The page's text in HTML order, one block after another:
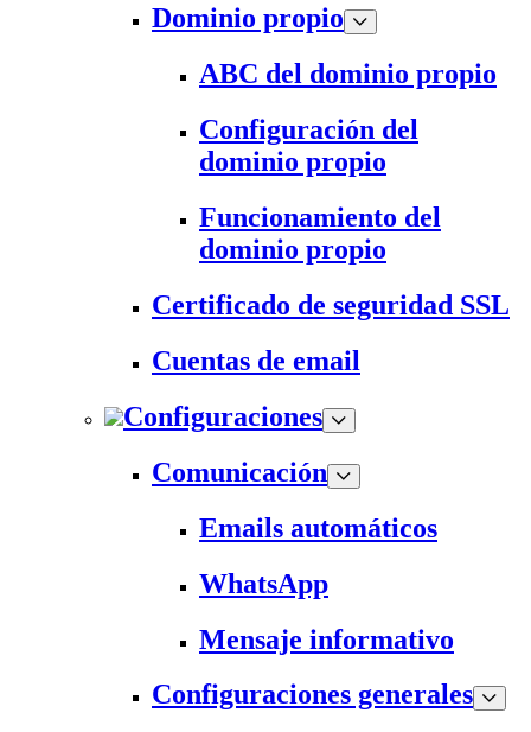
Dominio propio
ABC del dominio propio
Configuración del
dominio propio
Funcionamiento del
dominio propio
Certificado de seguridad SSL
Cuentas de email
Configuraciones
Comunicación
Emails automáticos
WhatsApp
Mensaje informativo
Configuraciones generales